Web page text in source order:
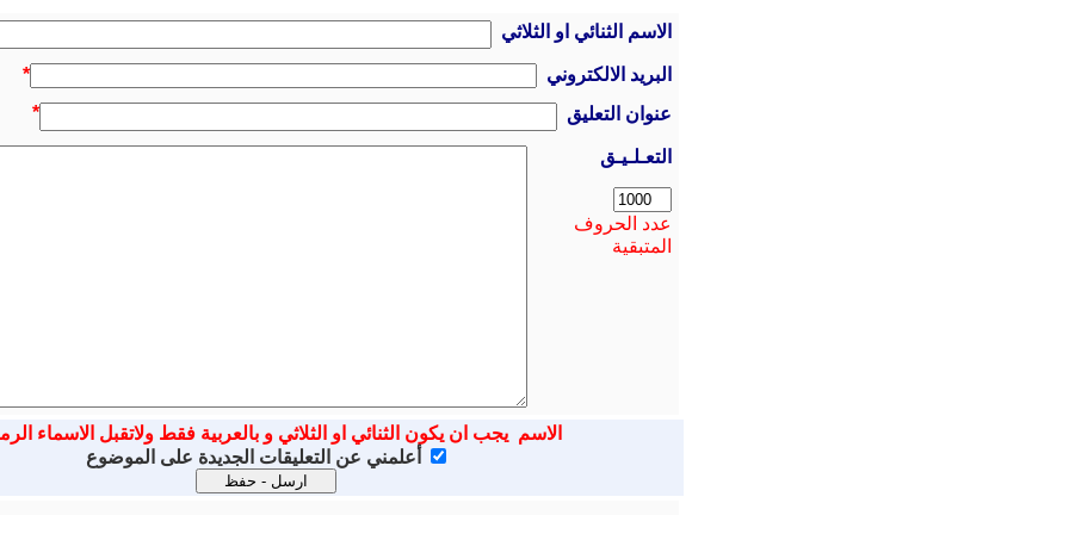
الاسم الثنائي او الثلاثي
*
البريد الالكتروني
*
عنوان التعليق
التعـلـيـق
عدد الحروف
المتبقية
الاسم يجب ان يكون الثنائي او الثلاثي و بالعربية فقط ولاتقبل الاسماء
أعلمني عن التعليقات الجديدة على الموضوع